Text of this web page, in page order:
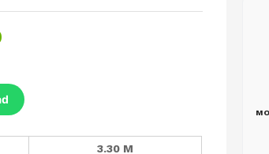
3.30 M